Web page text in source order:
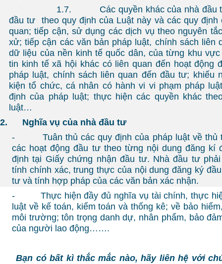
1.7. Các quyền khác của nhà đầu tư:
đầu tư theo quy định của Luật này và các quy định
quan; tiếp cận, sử dụng các dịch vụ theo nguyên
xử; tiếp cận các văn bản pháp luật, chính sách liên
dữ liệu của nền kinh tế quốc dân, của từng khu
tin kinh tế xã hội khác có liên quan đến hoạt động
pháp luật, chính sách liên quan đến đầu tư; khiếu
kiện tổ chức, cá nhân có hành vi vi phạm pháp
định của pháp luật; thực hiện các quyền khác
luật…
2. Nghĩa vụ của nhà đầu tư
- Tuân thủ các quy định của pháp luật về thủ
các hoạt động đầu tư theo từng nội dung đăng kí
định tại Giấy chứng nhận đầu tư. Nhà đầu tư
tính chính xác, trung thực của nội dung đăng ký
tư và tính hợp pháp của các văn bản xác nhận.
- Thực hiện đầy đủ nghĩa vụ tài chính, thực
luật về kế toán, kiểm toán và thống kê; về bảo
môi trường; tôn trọng danh dự, nhân phẩm, bảo
của người lao động…….
Bạn có bất kì thắc mắc nào, hãy liên hệ với